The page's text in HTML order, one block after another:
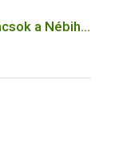
a Nébih-